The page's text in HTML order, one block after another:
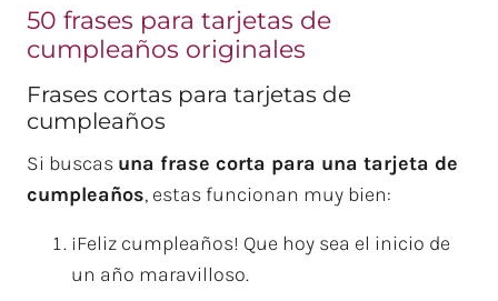
50 frases para tarjetas de
cumpleaños originales
Frases cortas para tarjetas de
cumpleaños
Si buscas una frase corta para una tarjeta de
cumpleaños, estas funcionan muy bien:
¡Feliz cumpleaños! Que hoy sea el inicio de
un año maravilloso.